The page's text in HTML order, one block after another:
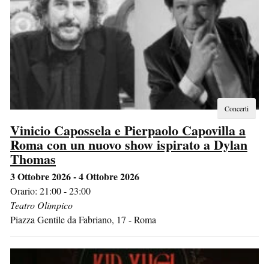
Concerti
Vinicio Capossela e Pierpaolo Capovilla a
Roma con un nuovo show ispirato a Dylan
Thomas
3 Ottobre 2026 - 4 Ottobre 2026
Orario: 21:00 - 23:00
Teatro Olimpico
Piazza Gentile da Fabriano, 17 -Roma